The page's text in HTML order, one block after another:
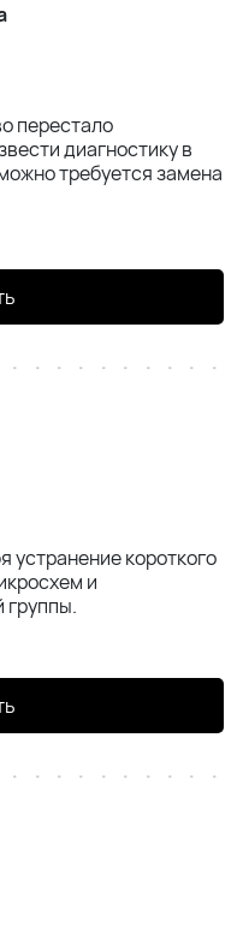
перестало
диагностику в
требуется замена
устранение короткого
и
группы.